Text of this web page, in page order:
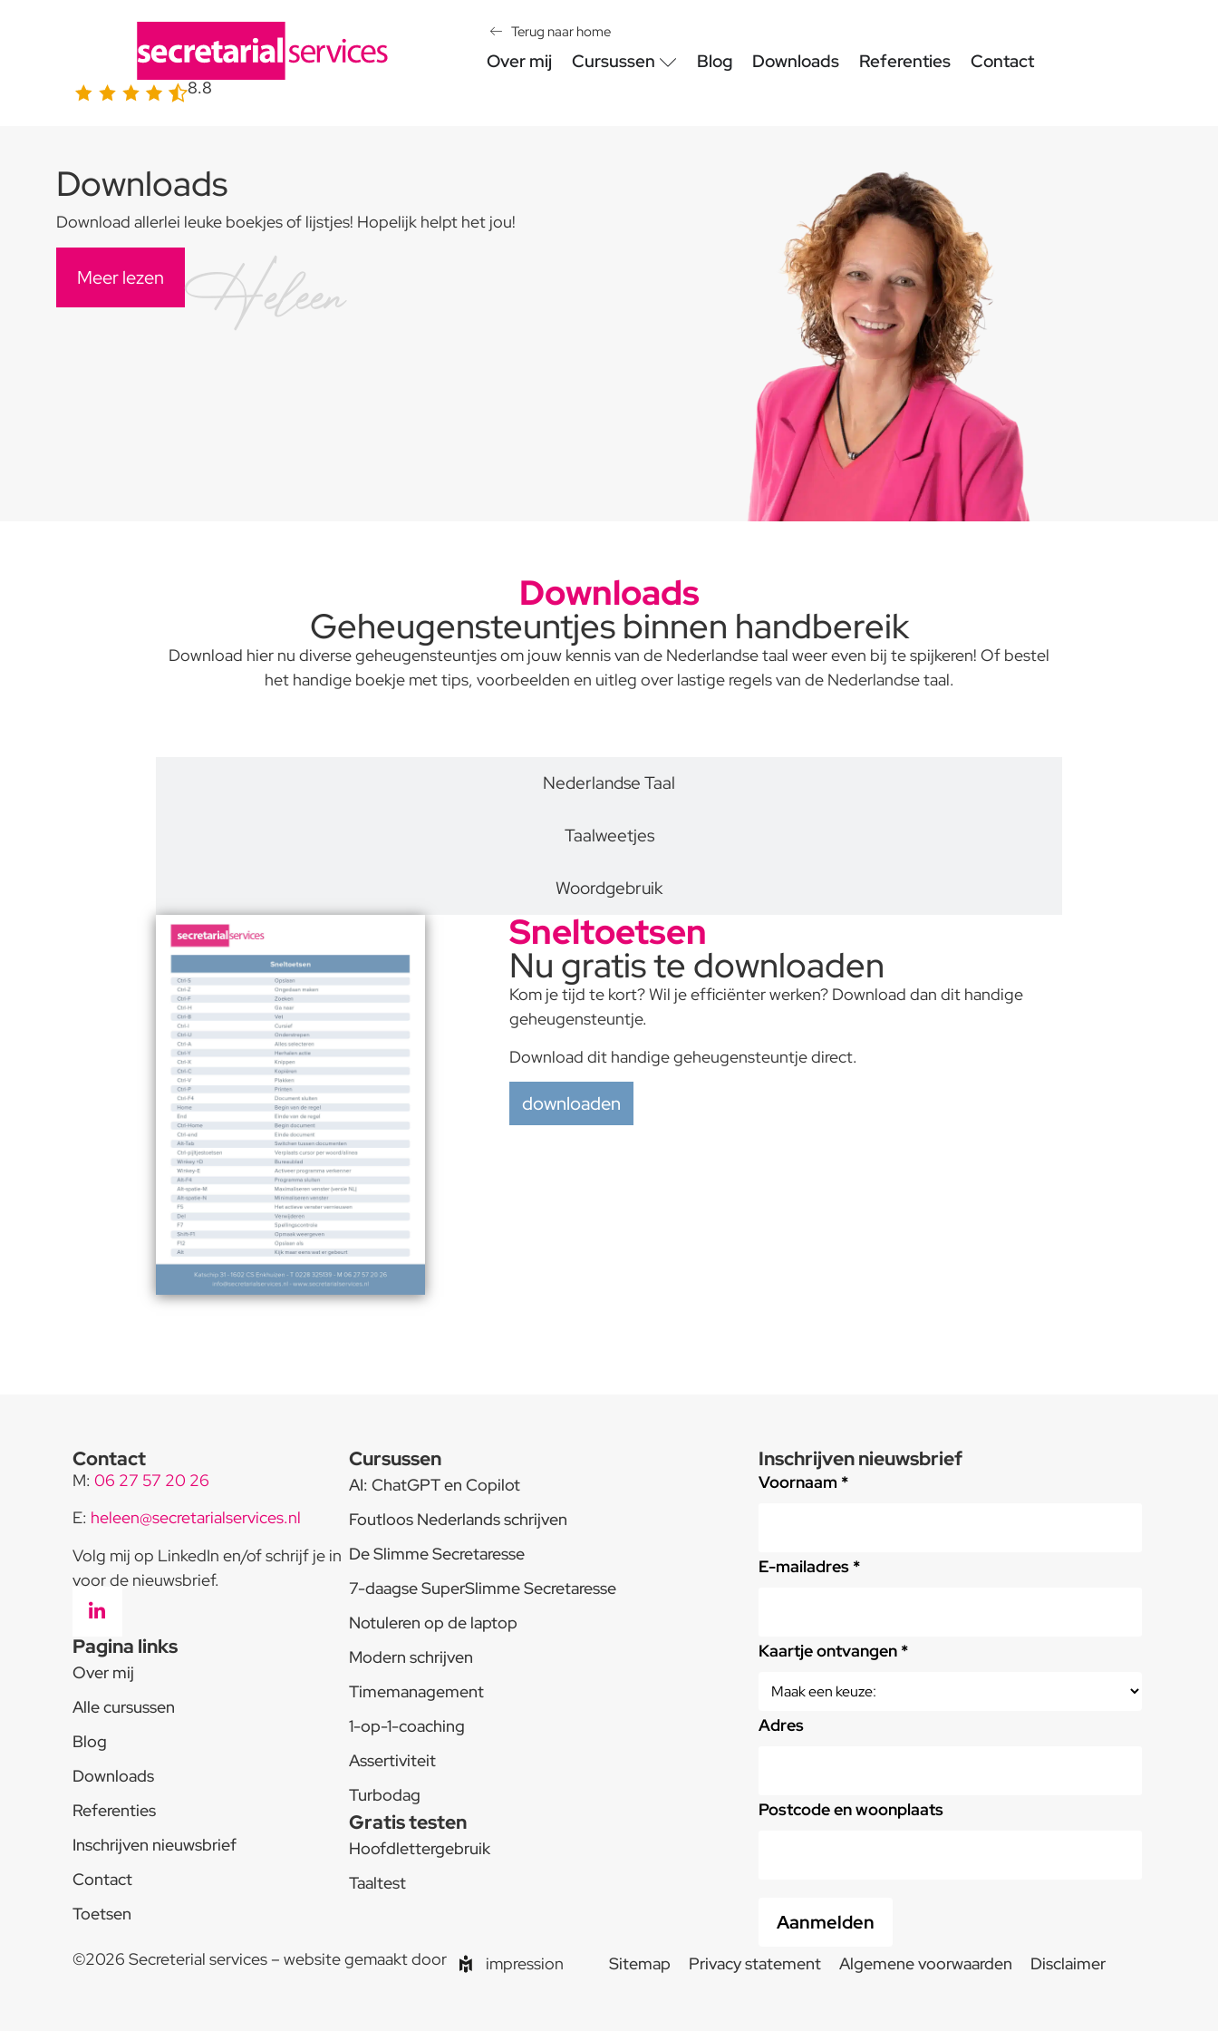
8.8
Terug naar home
Over mij Cursussen Blog Downloads Referenties Contact
Downloads
Download allerlei leuke boekjes of lijstjes! Hopelijk helpt het jou!
Meer lezen Heleen
Downloads
Geheugensteuntjes binnen handbereik
Download hier nu diverse geheugensteuntjes om jouw kennis van de Nederlandse taal weer even bij te spijkeren! Of bestel
het handige boekje met tips, voorbeelden en uitleg over lastige regels van de Nederlandse taal.
Nederlandse Taal
Taalweetjes
Woordgebruik
Sneltoetsen
Nu gratis te downloaden
Kom je tijd te kort? Wil je efficiënter werken? Download dan dit handige
geheugensteuntje.
Download dit handige geheugensteuntje direct.
downloaden
Contact
M: 06 27 57 20 26
E: heleen@secretarialservices.nl
Volg mij op LinkedIn en/of schrijf je in
voor de nieuwsbrief.
Pagina links
Over mij
Alle cursussen
Blog
Downloads
Referenties
Inschrijven nieuwsbrief
Contact
Toetsen
Cursussen
AI: ChatGPT en Copilot
Foutloos Nederlands schrijven
De Slimme Secretaresse
7-daagse SuperSlimme Secretaresse
Notuleren op de laptop
Modern schrijven
Timemanagement
1-op-1-coaching
Assertiviteit
Turbodag
Gratis testen
Hoofdlettergebruik
Taaltest
Inschrijven nieuwsbrief
Voornaam *
E-mailadres *
Kaartje ontvangen *
Adres
Postcode en woonplaats
©2026 Secreterial services – website gemaakt door impression Sitemap Privacy statement Algemene voorwaarden Disclaimer